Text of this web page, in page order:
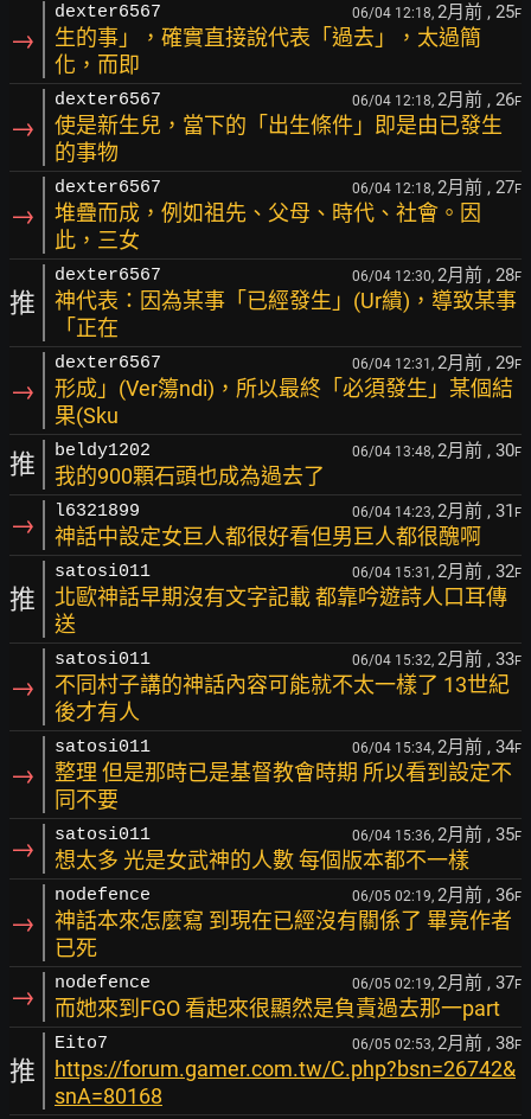
→
dexter6567 06/04 12:18, 2月前 , 25F
生的事」，確實直接說代表「過去」，太過簡
化，而即
→
dexter6567 06/04 12:18, 2月前 , 26F
使是新生兒，當下的「出生條件」即是由已發生
的事物
→
dexter6567 06/04 12:18, 2月前 , 27F
堆疊而成，例如祖先、父母、時代、社會。因
此，三女
推
dexter6567 06/04 12:30, 2月前 , 28F
神代表：因為某事「已經發生」(Ur繢)，導致某事
「正在
→
dexter6567 06/04 12:31, 2月前 , 29F
形成」(Ver簜ndi)，所以最終「必須發生」某個結
果(Sku
推 beldy1202 06/04 13:48, 2月前 , 30F
我的900顆石頭也成為過去了
→ l6321899 06/04 14:23, 2月前 , 31 F
神話中設定女巨人都很好看但男巨人都很醜啊
推
satosi011 06/04 15:31, 2月前 , 32F
北歐神話早期沒有文字記載 都靠吟遊詩人口耳傳
送
→
satosi011 06/04 15:32, 2月前 , 33F
不同村子講的神話內容可能就不太一樣了 13世紀
後才有人
→
satosi011 06/04 15:34, 2月前 , 34F
整理 但是那時已是基督教會時期 所以看到設定不
同不要
→ satosi011 06/04 15:36, 2月前 , 35F
想太多 光是女武神的人數 每個版本都不一樣
→
nodefence 06/05 02:19, 2月前 , 36F
神話本來怎麼寫 到現在已經沒有關係了 畢竟作者
已死
→ nodefence 06/05 02:19, 2月前 , 37F
而她來到FGO 看起來很顯然是負責過去那一part
推
Eito7 06/05 02:53, 2月前 , 38F
https://forum.gamer.com.tw/C.php?bsn=26742&
snA=80168